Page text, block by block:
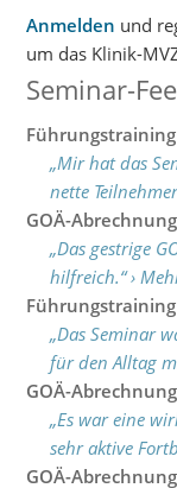
Anmelden und
um das Klinik-
Seminar-
„Mir hat das
nette
GOÄ-Abrechnung
„Das gestrige
hilfreich.“ ›
„Das Seminar
für den Alltag
GOÄ-Abrechnung
„Es war eine
sehr aktive
GOÄ-Abrechnung